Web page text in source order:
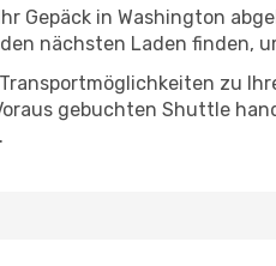
Gepäck in Washington
nächsten Laden finden,
zu
gebuchten Shuttle